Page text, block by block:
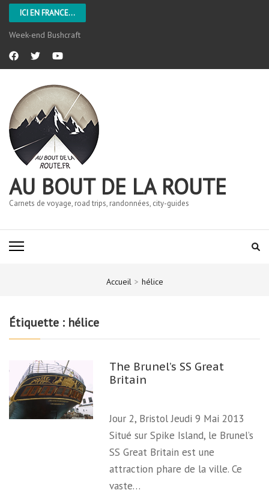
ICI EN FRANCE...
Week-end Bushcraft
AU BOUT DE LA ROUTE
Carnets de voyage, road trips, randonnées, city-guides
Accueil > hélice
Étiquette : hélice
The Brunel’s SS Great
Britain
Jour 2, Bristol Jeudi 9 Mai 2013
Situé sur Spike Island, le Brunel’s
SS Great Britain est une
attraction phare de la ville. Ce
vaste…